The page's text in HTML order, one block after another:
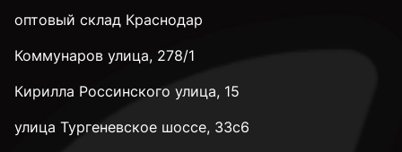
оптовый склад Краснодар
Коммунаров улица, 278/1
Кирилла Россинского улица, 15
улица Тургеневское шоссе, 33с6